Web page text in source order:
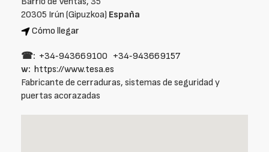
20305 Irún (Gipuzkoa) España
Cómo llegar
☎: +34‑943669100 +34‑943669157
w: https://www.tesa.es
Fabricante de cerraduras, sistemas de seguridad y
puertas acorazadas